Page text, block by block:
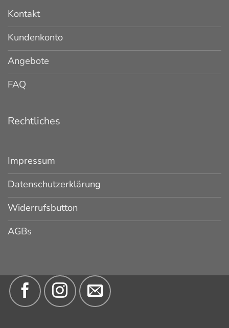
Kontakt
Kundenkonto
Angebote
FAQ
Rechtliches
Impressum
Datenschutzerklärung
Widerrufsbutton
AGBs